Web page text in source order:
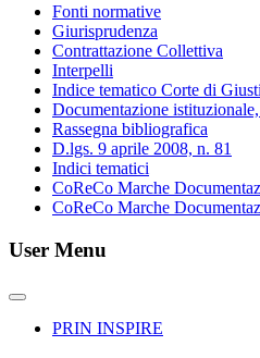
Fonti normative
Giurisprudenza
Contrattazione Collettiva
Interpelli
Indice tematico Corte di
Documentazione
Rassegna bibliografica
D.lgs. 9 aprile 2008, n. 81
Indici tematici
CoReCo Marche
CoReCo Marche
User Menu
PRIN INSPIRE